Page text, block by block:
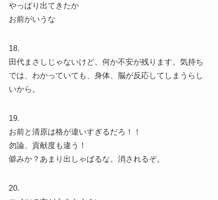
やっぱり出てきたか
お前がいうな
18.
田代まさしじゃないけど、何か不安が残ります。気持ち
では、わかっていても、身体、脳が反応してしまうらし
いから。
19.
お前と清原は格が違いすぎるだろ！！
勿論、貢献度も違う！
僻みか？あまり出しゃばるな。消されるぞ。
20.